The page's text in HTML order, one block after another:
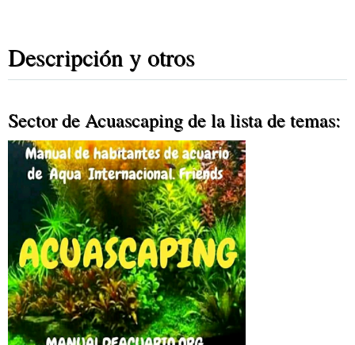
Descripción y otros
Sector de Acuascaping de la lista de temas: